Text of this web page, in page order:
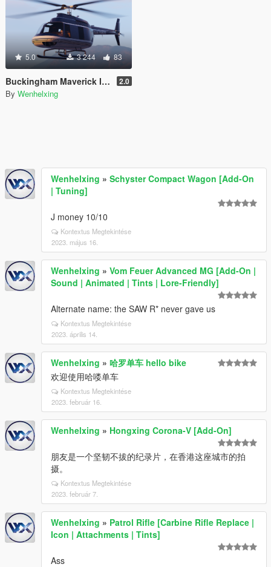
5.0 3 244 83
Buckingham Maverick Improved [Add-On | Mapped] 2.0
By Wenhelxing
Wenhelxing » Schyster Compact Wagon [Add-On
| Tuning]
J money 10/10
Kontextus Megtekintése
2023. május 16.
Wenhelxing » Vom Feuer Advanced MG [Add-On |
Sound | Animated | Tints | Lore-Friendly]
Alternate name: the SAW R* never gave us
Kontextus Megtekintése
2023. április 14.
Wenhelxing » 哈罗单车 hello bike
欢迎使用哈喽单车
Kontextus Megtekintése
2023. február 16.
Wenhelxing » Hongxing Corona-V [Add-On]
朋友是一个坚韧不拔的纪录片，在香港这座城市的拍
摄。
Kontextus Megtekintése
2023. február 7.
Wenhelxing » Patrol Rifle [Carbine Rifle Replace |
Icon | Attachments | Tints]
Ass